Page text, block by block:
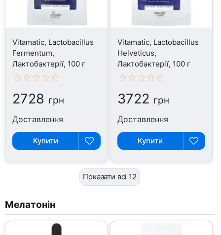
Vitamatic, Lactobacillus
Fermentum,
Лактобактерії, 100 г
2728 грн
Доставлення
Купити
Vitamatic, Lactobacillus
Helveticus,
Лактобактерії, 100 г
3722 грн
Доставлення
Купити
Показати всі 12
Мелатонін